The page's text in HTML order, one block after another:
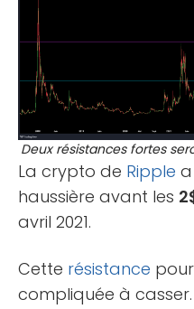
Deux résistances fortes
La crypto de Ripple
haussière avant les
avril 2021.
Cette résistance
compliquée à casser.